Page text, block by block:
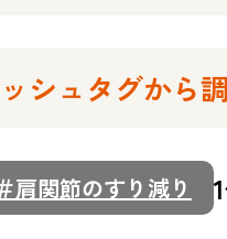
シュタグから
肩関節のすり減り